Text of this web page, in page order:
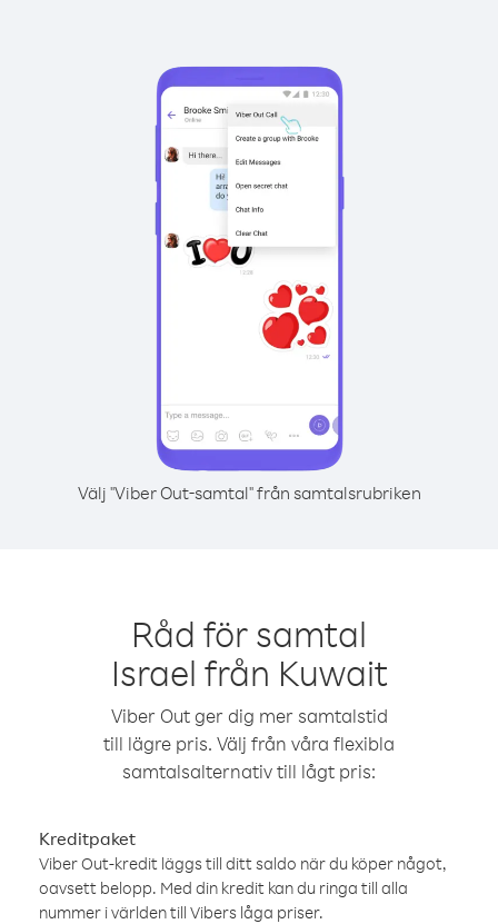
Välj "Viber Out-samtal" från samtalsrubriken
Råd för samtal
Israel från Kuwait
Viber Out ger dig mer samtalstid
till lägre pris. Välj från våra flexibla
samtalsalternativ till lågt pris:
Kreditpaket
Viber Out-kredit läggs till ditt saldo när du köper något,
oavsett belopp. Med din kredit kan du ringa till alla
nummer i världen till Vibers låga priser.